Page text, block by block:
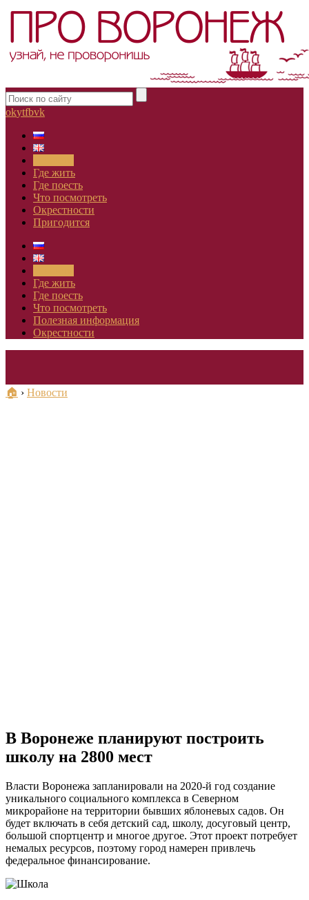
okytfbvk
Где жить
Где поесть
Что посмотреть
Окрестности
Пригодится
Где жить
Где поесть
Что посмотреть
Полезная информация
Окрестности
🏠 › Новости
В Воронеже планируют построить
школу на 2800 мест
Власти Воронежа запланировали на 2020-й год создание
уникального социального комплекса в Северном
микрорайоне на территории бывших яблоневых садов. Он
будет включать в себя детский сад, школу, досуговый центр,
большой спортцентр и многое другое. Этот проект потребует
немалых ресурсов, поэтому город намерен привлечь
федеральное финансирование.